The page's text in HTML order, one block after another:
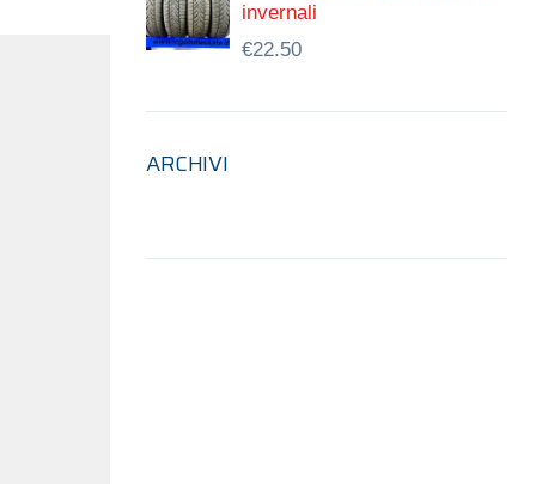
invernali
€22.50
ARCHIVI